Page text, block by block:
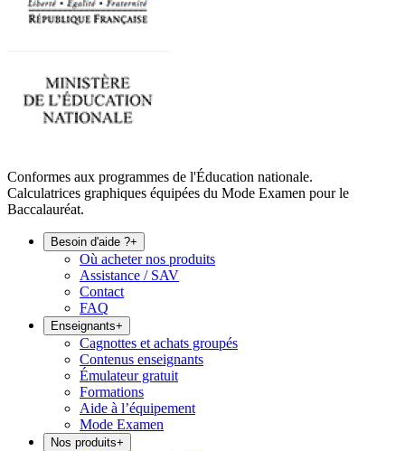
Conformes aux programmes de l'Éducation nationale.
Calculatrices graphiques équipées du Mode Examen pour le
Baccalauréat.
Besoin d'aide ?+
Où acheter nos produits
Assistance / SAV
Contact
FAQ
Enseignants+
Cagnottes et achats groupés
Contenus enseignants
Émulateur gratuit
Formations
Aide à l’équipement
Mode Examen
Nos produits+